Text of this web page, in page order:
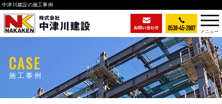
中津川建設の施工事例
CASE
施工事例